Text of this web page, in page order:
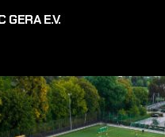
GERA E.V.